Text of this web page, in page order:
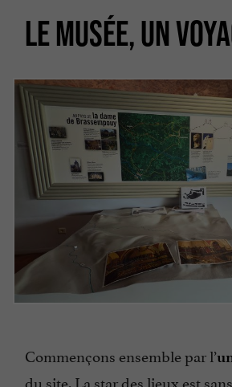
LE MUSÉE, UN
Commençons ensemble par l’
du site. La star des lieux est